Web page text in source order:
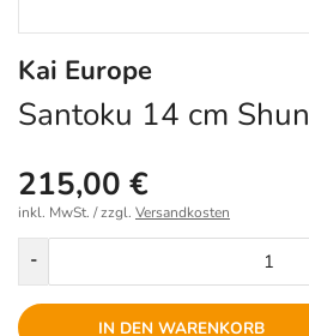
Kai Europe
Santoku 14 cm
215,00 €
inkl. MwSt. / zzgl. Versandkosten
-
IN DEN WARENKORB